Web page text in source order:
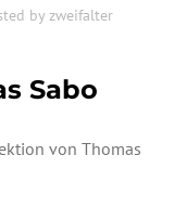
by zweifalter
Sabo
von Thomas